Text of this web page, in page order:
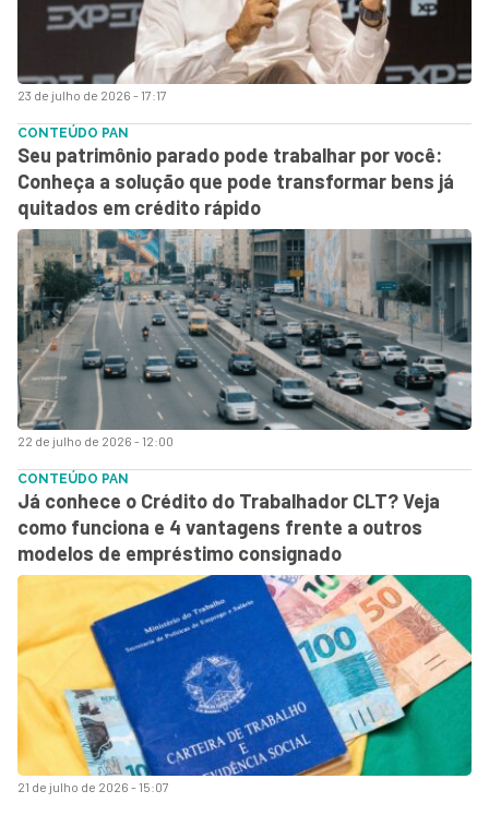
23 de julho de 2026 - 17:17
22 de julho de 2026 - 12:00
CONTEÚDO PAN
Seu patrimônio parado pode trabalhar por você:
Conheça a solução que pode transformar bens já
quitados em crédito rápido
21 de julho de 2026 - 15:07
CONTEÚDO PAN
Já conhece o Crédito do Trabalhador CLT? Veja
como funciona e 4 vantagens frente a outros
modelos de empréstimo consignado